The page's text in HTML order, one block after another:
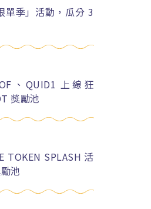
單季」活動，瓜分 3
、QUID1 上線狂
獎勵池
TOKEN SPLASH 活
池